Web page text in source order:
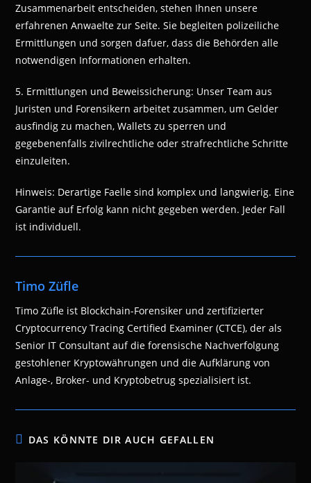
Zusammenarbeit entscheiden, stehen Ihnen unsere
erfahrenen Anwaelte zur Seite. Sie begleiten polizeiliche
Ermittlungen und sorgen dafuer, dass die Behörden alle
notwendigen Informationen erhalten.
5. Ermittlungen und Beweissicherung: Unser Team aus
Juristen und Forensikern arbeitet zusammen, um Gelder
ausfindig zu machen, Wallets zu sperren und
gegebenenfalls zivilrechtliche oder strafrechtliche Schritte
einzuleiten.
Hinweis: Derartige Faelle sind komplex und langwierig. Eine
Garantie auf Erfolg kann nicht gegeben werden. Jeder Fall
ist individuell.
Timo Züfle
Timo Züfle ist Blockchain-Forensiker und zertifizierter
Cryptocurrency Tracing Certified Examiner (CTCE), der als
Senior IT Consultant auf die forensische Nachverfolgung
gestohlener Kryptowährungen und die Aufklärung von
Anlage-, Broker- und Kryptobetrug spezialisiert ist.
DAS KÖNNTE DIR AUCH GEFALLEN